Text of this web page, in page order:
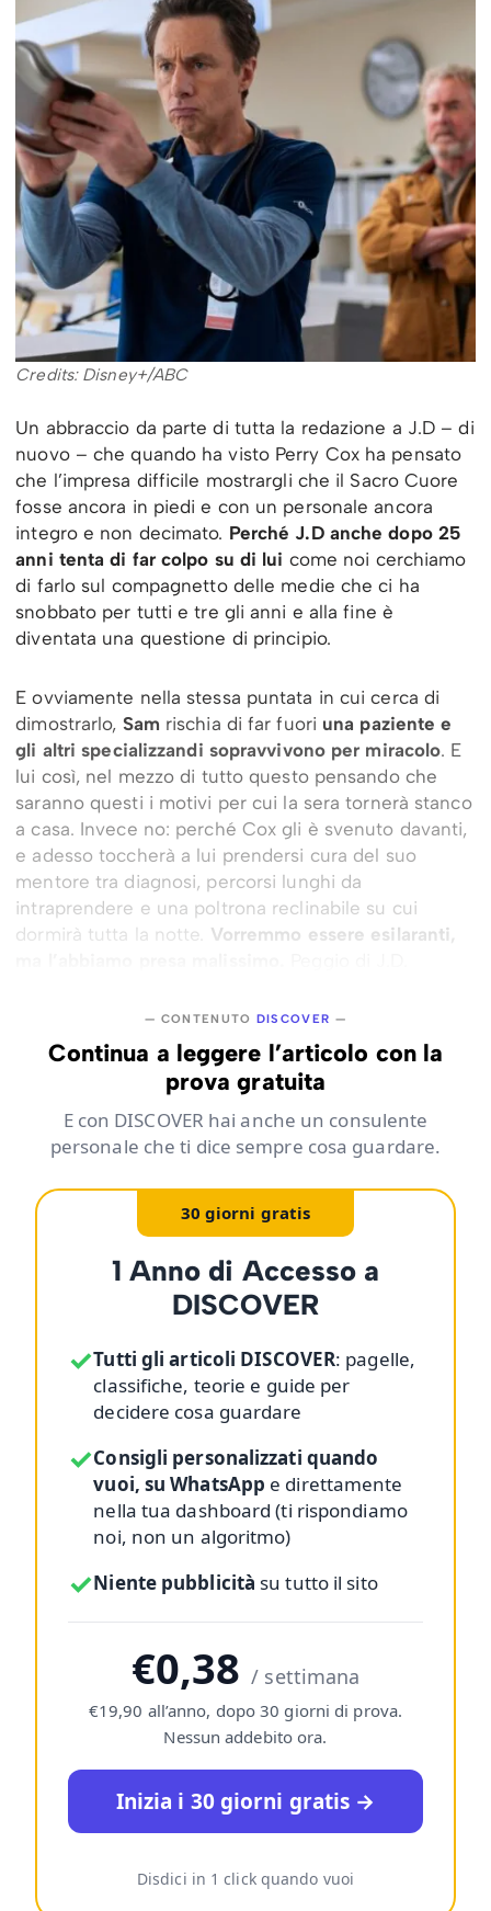
Credits: Disney+/ABC
Un abbraccio da parte di tutta la redazione a J.D – di
nuovo – che quando ha visto Perry Cox ha pensato
che l’impresa difficile mostrargli che il Sacro Cuore
fosse ancora in piedi e con un personale ancora
integro e non decimato. Perché J.D anche dopo 25
anni tenta di far colpo su di lui come noi cerchiamo
di farlo sul compagnetto delle medie che ci ha
snobbato per tutti e tre gli anni e alla fine è
diventata una questione di principio.
E ovviamente nella stessa puntata in cui cerca di
dimostrarlo, Sam rischia di far fuori una paziente e
gli altri specializzandi sopravvivono per miracolo. E
lui così, nel mezzo di tutto questo pensando che
saranno questi i motivi per cui la sera tornerà stanco
a casa. Invece no: perché Cox gli è svenuto davanti,
e adesso toccherà a lui prendersi cura del suo
mentore tra diagnosi, percorsi lunghi da
intraprendere e una poltrona reclinabile su cui
dormirà tutta la notte. Vorremmo essere esilaranti,
— CONTENUTO DISCOVER —
Continua a leggere l’articolo con la
prova gratuita
E con DISCOVER hai anche un consulente
personale che ti dice sempre cosa guardare.
30 giorni gratis
1 Anno di Accesso a
DISCOVER
✓Tutti gli articoli DISCOVER: pagelle,
classifiche, teorie e guide per
decidere cosa guardare
✓Consigli personalizzati quando
vuoi, su WhatsApp e direttamente
nella tua dashboard (ti rispondiamo
noi, non un algoritmo)
✓Niente pubblicità su tutto il sito
€0,38/ settimana
€19,90 all’anno, dopo 30 giorni di prova.
Nessun addebito ora.
Inizia i 30 giorni gratis →
Disdici in 1 click quando vuoi